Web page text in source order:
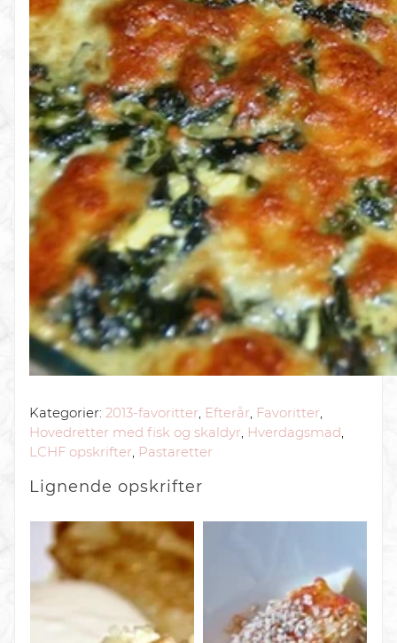
Kategorier: 2013-favoritter, Efterår, Favoritter,
Hovedretter med fisk og skaldyr, Hverdagsmad,
LCHF opskrifter, Pastaretter
Lignende opskrifter